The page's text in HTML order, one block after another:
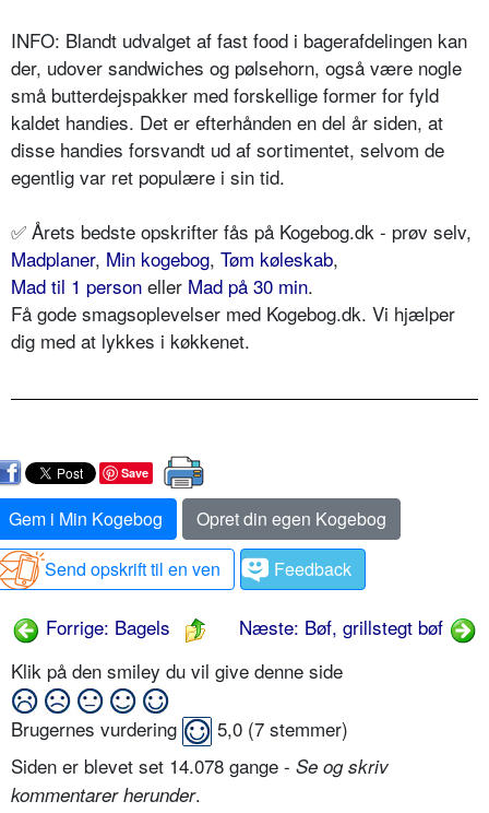
INFO: Blandt udvalget af fast food i bagerafdelingen kan
der, udover sandwiches og pølsehorn, også være nogle
små butterdejspakker med forskellige former for fyld
kaldet handies. Det er efterhånden en del år siden, at
disse handies forsvandt ud af sortimentet, selvom de
egentlig var ret populære i sin tid.
✅ Årets bedste opskrifter fås på Kogebog.dk - prøv selv,
Madplaner, Min kogebog, Tøm køleskab,
Mad til 1 person eller Mad på 30 min.
Få gode smagsoplevelser med Kogebog.dk. Vi hjælper
dig med at lykkes i køkkenet.
Save
Gem i Min Kogebog
Opret din egen Kogebog
Send opskrift til en ven
Feedback
Forrige: Bagels
Næste: Bøf, grillstegt bøf
Klik på den smiley du vil give denne side
Brugernes vurdering 5,0 (7 stemmer)
Siden er blevet set 14.078 gange - Se og skriv
kommentarer herunder.